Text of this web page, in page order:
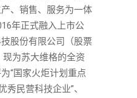
、销售、服务为一体
年正式融入上市公
股份有限公司（股票
为苏大维格的全资
“国家火炬计划重点
秀民营科技企业”、